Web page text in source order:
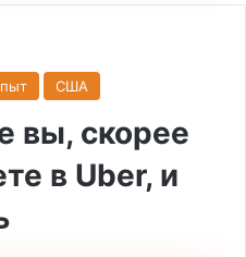
США
вы, скорее
в Uber, и